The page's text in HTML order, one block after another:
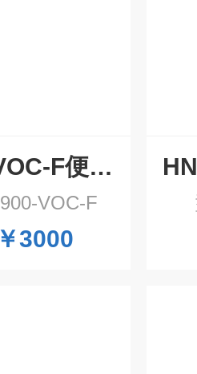
HNAG900-VOC-F便携式VOC气体检测仪 泵吸式
VOC-F
￥3000